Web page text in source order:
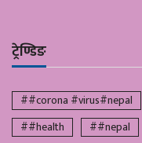
ट्रेण्डिङ
##corona #virus#nepal
##health
##nepal